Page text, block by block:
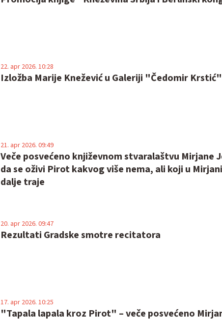
Izložba Marije Knežević u Galeriji "Čedomir Krstić"
22. apr 2026. 10:28
Veče posvećeno književnom stvaralaštvu Mirjane
da se oživi Pirot kakvog više nema, ali koji u
dalje traje
21. apr 2026. 09:49
Rezultati Gradske smotre recitatora
20. apr 2026. 09:47
"Tapala lapala kroz Pirot" – veče posvećeno
17. apr 2026. 10:25